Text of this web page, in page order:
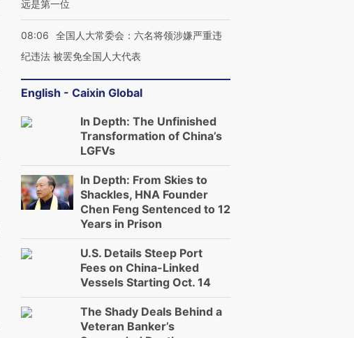
远是第一位
08:06
全国人大常委会：六名将领涉嫌严重违
纪违法 被罢免全国人大代表
English - Caixin Global
In Depth: The Unfinished
Transformation of China’s
LGFVs
In Depth: From Skies to
Shackles, HNA Founder
Chen Feng Sentenced to 12
Years in Prison
U.S. Details Steep Port
Fees on China-Linked
Vessels Starting Oct. 14
The Shady Deals Behind a
Veteran Banker’s